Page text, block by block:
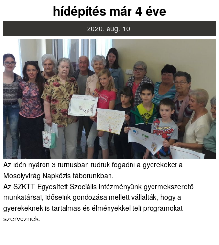
hídépítés már 4 éve
2020. aug. 10.
Az idén nyáron 3 turnusban tudtuk fogadni a gyerekeket a
Mosolyvirág Napközis táborunkban.
Az SZKTT Egyesített Szociális intézményünk gyermekszerető
munkatársai, időseink gondozása mellett vállalták, hogy a
gyerekeknek is tartalmas és élményekkel teli programokat
szerveznek.